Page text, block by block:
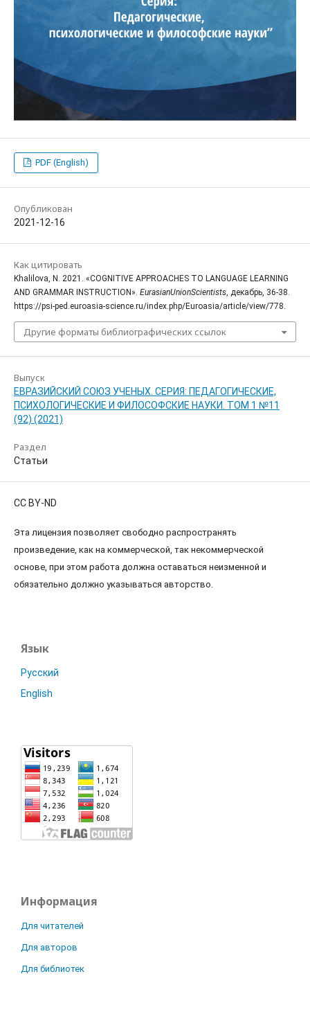
PDF (English)
Опубликован
2021-12-16
Как цитировать
Khalilova, N. 2021. «COGNITIVE APPROACHES TO LANGUAGE LEARNING
AND GRAMMAR INSTRUCTION». EurasianUnionScientists, декабрь, 36-38.
https://psi-ped.euroasia-science.ru/index.php/Euroasia/article/view/778.
Другие форматы библиографических ссылок
Выпуск
ЕВРАЗИЙСКИЙ СОЮЗ УЧЕНЫХ. СЕРИЯ: ПЕДАГОГИЧЕСКИЕ,
ПСИХОЛОГИЧЕСКИЕ И ФИЛОСОФСКИЕ НАУКИ. ТОМ 1 №11
(92) (2021)
Раздел
Статьи
CC BY-ND
Эта лицензия позволяет свободно распространять
произведение, как на коммерческой, так некоммерческой
основе, при этом работа должна оставаться неизменной и
обязательно должно указываться авторство.
Язык
Русский
English
Информация
Для читателей
Для авторов
Для библиотек